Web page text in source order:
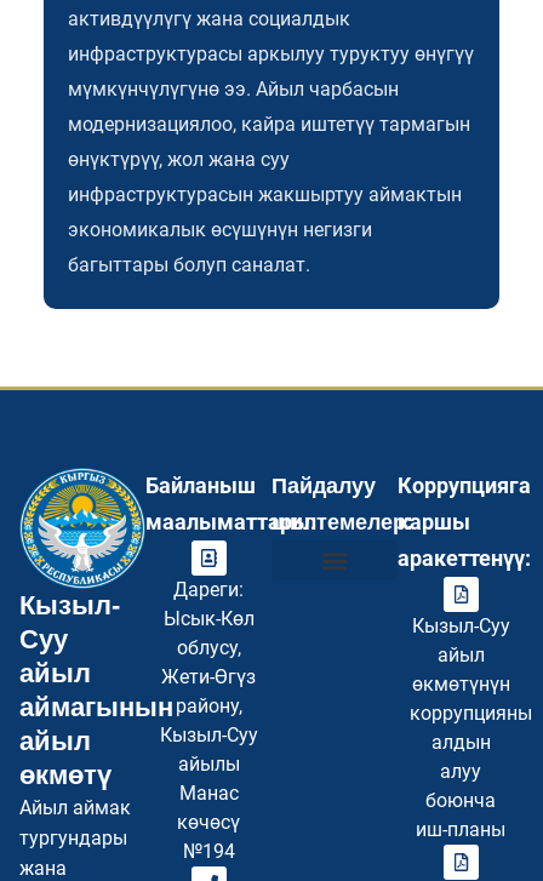
активдүүлүгү жана социалдык
инфраструктурасы аркылуу туруктуу өнүгүү
мүмкүнчүлүгүнө ээ. Айыл чарбасын
модернизациялоо, кайра иштетүү тармагын
өнүктүрүү, жол жана суу
инфраструктурасын жакшыртуу аймактын
экономикалык өсүшүнүн негизги
багыттары болуп саналат.
Кызыл-
Суу
айыл
аймагынын
айыл
өкмөтү
Айыл аймак
тургундары
жана
Байланыш
маалыматтары:
Дареги:
Ысык-Көл
облусу,
Жети-Өгүз
району,
Кызыл-Суу
айылы
Манас
көчөсү
№194
Пайдалуу
шилтемелер:
Коррупцияга
каршы
аракеттенүү:
Кызыл-Суу
айыл
өкмөтүнүн
коррупцияны
алдын
алуу
боюнча
иш-планы